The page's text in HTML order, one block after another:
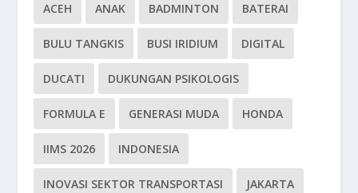
ACEH ANAK BADMINTON BATERAI
BULU TANGKIS BUSI IRIDIUM DIGITAL
DUCATI DUKUNGAN PSIKOLOGIS
FORMULA E GENERASI MUDA HONDA
IIMS 2026 INDONESIA
INOVASI SEKTOR TRANSPORTASI JAKARTA